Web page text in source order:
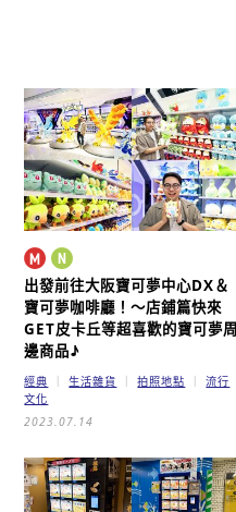
出發前往大阪寶可夢中心DX＆
寶可夢咖啡廳！～店鋪篇快來
GET皮卡丘等超喜歡的寶可夢周
邊商品♪
經典 生活雜貨 拍照地點
流行
文化
2023.07.14